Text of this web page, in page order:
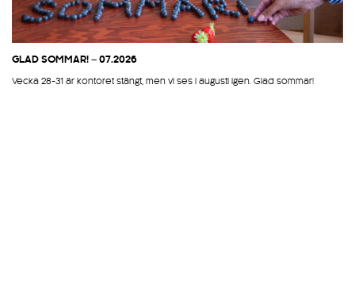
GLAD SOMMAR! – 07.2026
Vecka 28-31 är kontoret stängt, men vi ses i augusti igen. Glad sommar!